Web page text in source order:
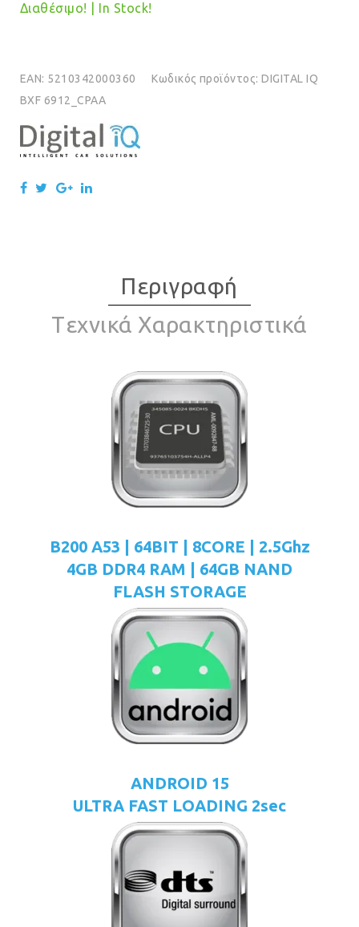
Διαθέσιμο! | In Stock!
EAN: 5210342000360 Κωδικός προϊόντος:DIGITAL IQ
BXF 6912_CPAA
Περιγραφή
Tεχνικά Χαρακτηριστικά
B200 A53 | 64BIT | 8CORE | 2.5Ghz
4GB DDR4 RAM | 64GB NAND
FLASH STORAGE
ANDROID 15
ULTRA FAST LOADING 2sec